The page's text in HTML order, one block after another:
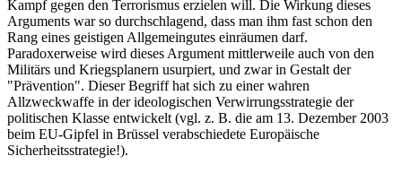
Kampf gegen den Terrorismus erzielen will. Die Wirkung dieses
Arguments war so durchschlagend, dass man ihm fast schon den
Rang eines geistigen Allgemeingutes einräumen darf.
Paradoxerweise wird dieses Argument mittlerweile auch von den
Militärs und Kriegsplanern usurpiert, und zwar in Gestalt der
"Prävention". Dieser Begriff hat sich zu einer wahren
Allzweckwaffe in der ideologischen Verwirrungsstrategie der
politischen Klasse entwickelt (vgl. z. B. die am 13. Dezember 2003
beim EU-Gipfel in Brüssel verabschiedete Europäische
Sicherheitsstrategie!).